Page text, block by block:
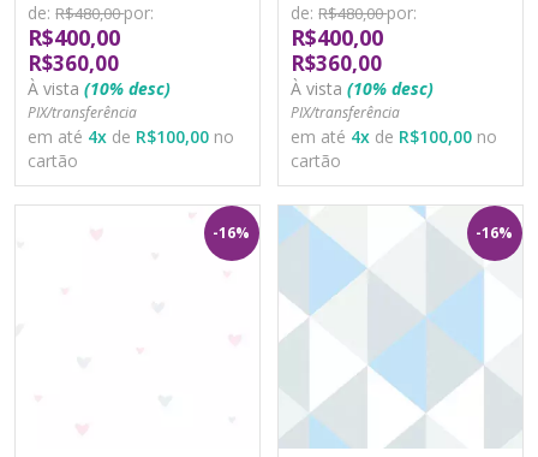
de: R$480,00por:
R$400,00
R$360,00
À vista (10% desc)
PIX/transferência
em até 4x de R$100,00 no
cartão
de: R$480,00por:
R$400,00
R$360,00
À vista (10% desc)
PIX/transferência
em até 4x de R$100,00 no
cartão
-16% -16%